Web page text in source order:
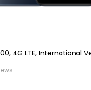
4G LTE, International